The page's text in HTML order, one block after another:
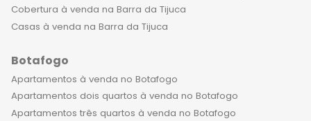
Cobertura à venda na Barra da Tijuca
Casas à venda na Barra da Tijuca
Botafogo
Apartamentos à venda no Botafogo
Apartamentos dois quartos à venda no Botafogo
Apartamentos três quartos à venda no Botafogo